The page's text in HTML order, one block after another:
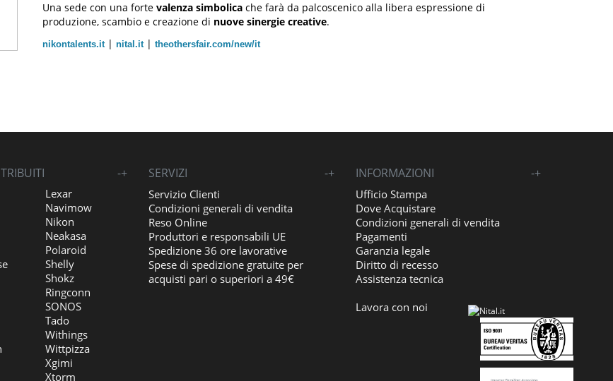
Una sede con una forte valenza simbolica che farà da palcoscenico alla libera espressione di
produzione, scambio e creazione di nuove sinergie creative.
nikontalents.it| nital.it| theothersfair.com/new/it
+
-
Lexar
Navimow
Nikon
Neakasa
Polaroid
Shelly
Shokz
Ringconn
SONOS
Tado
Withings
Wittpizza
Xgimi
Xtorm
SERVIZI +
-
Servizio Clienti
Condizioni generali di vendita
Reso Online
Produttori e responsabili UE
Spedizione 36 ore lavorative
Spese di spedizione gratuite per
acquisti pari o superiori a 49€
INFORMAZIONI +
-
Ufficio Stampa
Dove Acquistare
Condizioni generali di vendita
Pagamenti
Garanzia legale
Diritto di recesso
Assistenza tecnica
Lavora con noi